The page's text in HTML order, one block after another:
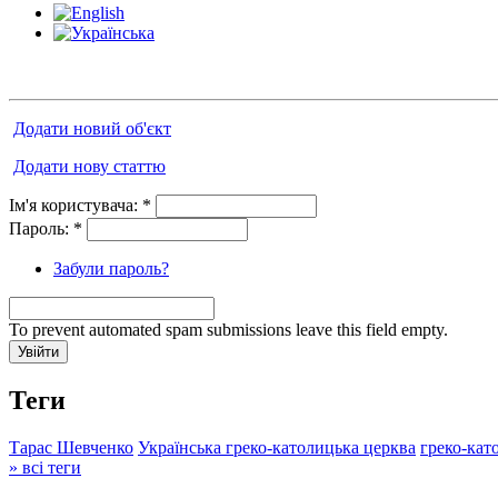
Додати новий об'єкт
Додати нову статтю
Ім'я користувача: *
Пароль: *
Забули пароль?
To prevent automated spam submissions leave this field empty.
Теги
Тарас Шевченко Українська греко-католицька церква греко-
» всі теги